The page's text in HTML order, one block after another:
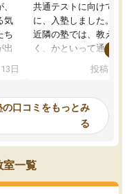
気
ち
出
思
こ
か
っ
て
ず
日
共通テストに向けての追
に、入塾しました。田舎
近隣の塾では、教えても
く、かといって通うには
可能なので本当に助か
らないところをピンポイ
頂いて、とてもわかり
していました。一生を
スト、多少お金がかかっ
思い切って入塾してよか
投稿日：
の口コミをもっとみ
る
室一覧